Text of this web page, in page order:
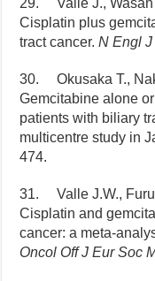
29. Valle J., Wasan
Cisplatin plus
tract cancer.N Engl J
30. Okusaka T.,
Gemcitabine alone
patients with biliary
multicentre study in
474.
31. Valle J.W.,
Cisplatin and
cancer: a meta-
Oncol Off J Eur Soc